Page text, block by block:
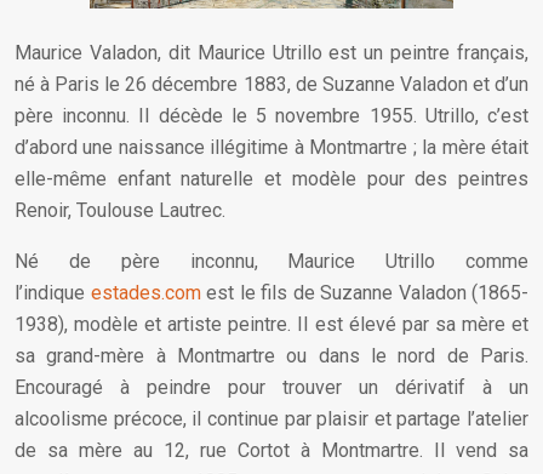
Maurice Valadon, dit Maurice Utrillo est un peintre français,
né à Paris le 26 décembre 1883, de Suzanne Valadon et d’un
père inconnu. Il décède le 5 novembre 1955. Utrillo, c’est
d’abord une naissance illégitime à Montmartre ; la mère était
elle-même enfant naturelle et modèle pour des peintres
Renoir, Toulouse Lautrec.
Né de père inconnu, Maurice Utrillo comme
l’indique estades.comest le fils de Suzanne Valadon (1865-
1938), modèle et artiste peintre. Il est élevé par sa mère et
sa grand-mère à Montmartre ou dans le nord de Paris.
Encouragé à peindre pour trouver un dérivatif à un
alcoolisme précoce, il continue par plaisir et partage l’atelier
de sa mère au 12, rue Cortot à Montmartre. Il vend sa